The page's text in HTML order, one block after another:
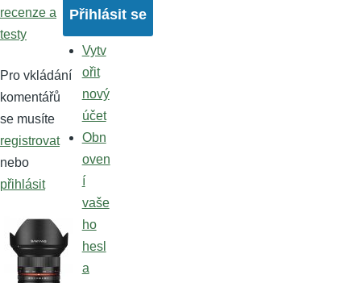
recenze a
testy
Pro vkládání
komentářů
se musíte
registrovat
nebo
přihlásit
Vytv
ořit
nový
účet
Obn
oven
í
vaše
ho
hesl
a